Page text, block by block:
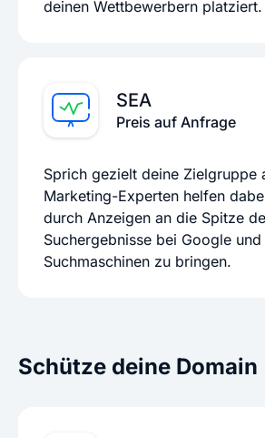
deinen Wettbewerbern platziert.
SEA
Preis auf Anfrage
Sprich gezielt deine Zielgruppe
Marketing-Experten helfen
durch Anzeigen an die Spitze
Suchergebnisse bei Google
Suchmaschinen zu bringen.
Schütze deine Domain